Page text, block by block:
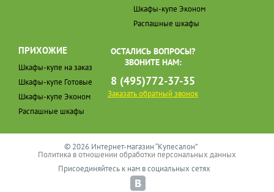
Шкафы-купе Эконом
Распашные шкафы
ПРИХОЖИЕ
Шкафы-купе на заказ
Шкафы-купе Готовые
Шкафы-купе Эконом
Распашные шкафы
ОСТАЛИСЬ ВОПРОСЫ?
ЗВОНИТЕ НАМ:
8 (495)772-37-35
Заказать обратный звонок
© 2026 Интернет-магазин “Купесалон”
Политика в отношении обработки персональных данных
Присоединяйтесь к нам в социальных сетях